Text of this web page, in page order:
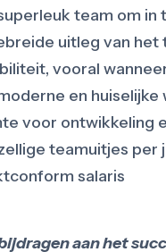
superleuk team om in
uitleg van
vooral
moderne en
voor ontwikkeling
teamuitjes per
salaris
aan het